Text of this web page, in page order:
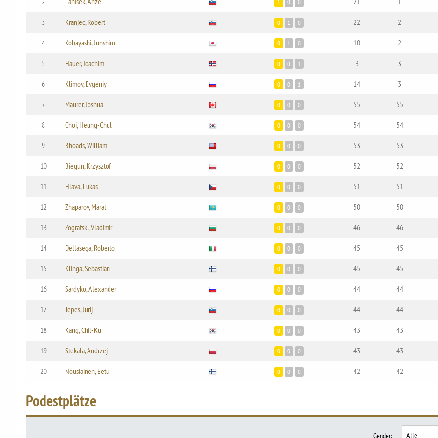
1 0 0
3 Kranjec, Robert 0 1 0 22 2
4 Kobayashi, Junshiro 0 1 0 10 2
5 Hauer, Joachim 0 0 1 3 3
6 Klimov, Evgeniy 0 0 1 14 3
7 Maurer, Joshua 0 0 0 55 55
8 Choi, Heung-Chul 0 0 0 54 54
9 Rhoads, William 0 0 0 53 53
10 Biegun, Krzysztof 0 0 0 52 52
11 Hlava, Lukas 0 0 0 51 51
12 Zhaparov, Marat 0 0 0 50 50
13 Zografski, Vladimir 0 0 0 46 46
14 Dellasega, Roberto 0 0 0 45 45
15 Klinga, Sebastian 0 0 0 45 45
16 Sardyko, Alexander 0 0 0 44 44
17 Tepes, Jurij 0 0 0 44 44
18 Kang, Chil-Ku 0 0 0 43 43
19 Stekala, Andrzej 0 0 0 43 43
20 Nousiainen, Eetu 0 0 0 42 42
Podestplätze
Gender: